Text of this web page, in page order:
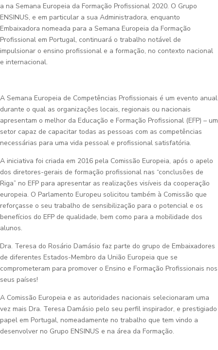
a na Semana Europeia da Formação Profissional 2020. O Grupo
ENSINUS, e em particular a sua Administradora, enquanto
Embaixadora nomeada para a Semana Europeia da Formação
Profissional em Portugal, continuará o trabalho notável de
impulsionar o ensino profissional e a formação, no contexto nacional
e internacional.
A Semana Europeia de Competências Profissionais é um evento anual
durante o qual as organizações locais, regionais ou nacionais
apresentam o melhor da Educação e Formação Profissional (EFP) – um
setor capaz de capacitar todas as pessoas com as competências
necessárias para uma vida pessoal e profissional satisfatória.
A iniciativa foi criada em 2016 pela Comissão Europeia, após o apelo
dos diretores-gerais de formação profissional nas “conclusões de
Riga” no EFP para apresentar as realizações visíveis da cooperação
europeia. O Parlamento Europeu solicitou também à Comissão que
reforçasse o seu trabalho de sensibilização para o potencial e os
benefícios do EFP de qualidade, bem como para a mobilidade dos
alunos.
Dra. Teresa do Rosário Damásio faz parte do grupo de Embaixadores
de diferentes Estados-Membro da União Europeia que se
comprometeram para promover o Ensino e Formação Profissionais nos
seus países!
A Comissão Europeia e as autoridades nacionais selecionaram uma
vez mais Dra. Teresa Damásio pelo seu perfil inspirador, e prestigiado
papel em Portugal, nomeadamente no trabalho que tem vindo a
desenvolver no Grupo ENSINUS e na área da Formação.